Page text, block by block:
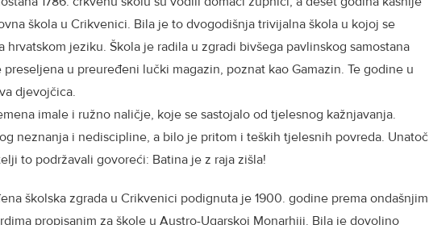
škola u Crikvenici. Bila je to dvogodišnja trivijalna škola u kojoj se
hrvatskom jeziku. Škola je radila u zgradi bivšega pavlinskog samostana
preseljena u preuređeni lučki magazin, poznat kao Gamazin. Te godine u
djevojčica.
imale i ružno naličje, koje se sastojalo od tjelesnog kažnjavanja.
neznanja i nediscipline, a bilo je pritom i teških tjelesnih povreda. Unatoč
to podržavali govoreći: Batina je z raja zišla!
školska zgrada u Crikvenici podignuta je 1900. godine prema ondašnjim
propisanim za škole u Austro-Ugarskoj Monarhiji. Bila je dovoljno